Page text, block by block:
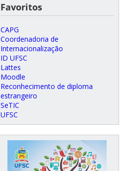
Favoritos
CAPG
Coordenadoria de
Internacionalização
ID UFSC
Lattes
Moodle
Reconhecimento de diploma
estrangeiro
SeTIC
UFSC